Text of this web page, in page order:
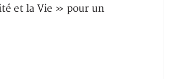
et la Vie » pour un